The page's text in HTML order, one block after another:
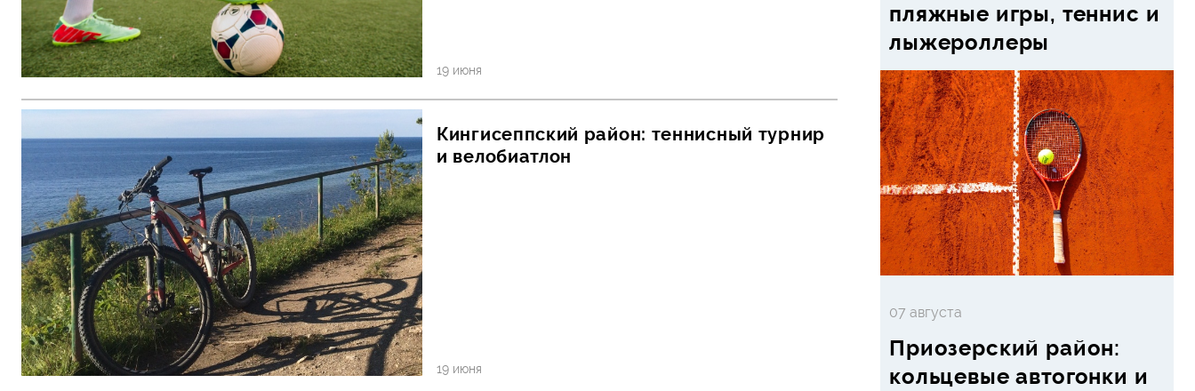
19 июня
Кингисеппский район: теннисный турнир
и велобиатлон
19 июня
пляжные игры, теннис и
лыжероллеры
07 августа
Приозерский район:
кольцевые автогонки и